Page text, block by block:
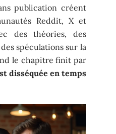
publication créent
Reddit, X et
des théories, des
spéculations sur la
le chapitre finit par
disséquée en temps